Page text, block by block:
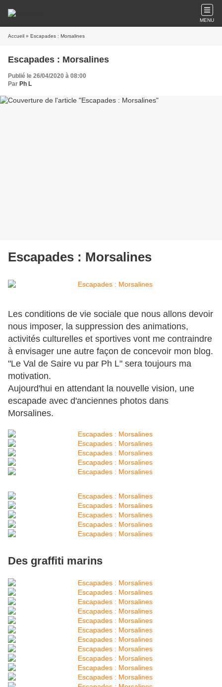
MENU
Accueil » Escapades : Morsalines
Escapades : Morsalines
Publié le 26/04/2020 à 08:00
Par Ph L
Escapades : Morsalines
Les conditions de vie sociale que nous allons devoir
nous imposer, la suppression des animations,
activités culturelles et sportives vont me contraindre
à envisager une autre façon de concevoir mon blog.
"Le Val de Saire vu par Ph L" sera toujours ma
motivation.
Aujourd'hui en attendant la nouvelle vision, une
escapade avec d'anciennes photos dans
Morsalines.
Des graffiti marins